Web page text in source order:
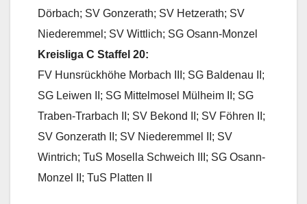
Dörbach; SV Gonzerath; SV Hetzerath; SV
Niederemmel; SV Wittlich; SG Osann-Monzel
Kreisliga C Staffel 20:
FV Hunsrückhöhe Morbach III; SG Baldenau II;
SG Leiwen II; SG Mittelmosel Mülheim II; SG
Traben-Trarbach II; SV Bekond II; SV Föhren II;
SV Gonzerath II; SV Niederemmel II; SV
Wintrich; TuS Mosella Schweich III; SG Osann-
Monzel II; TuS Platten II